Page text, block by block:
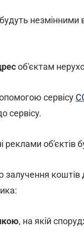
будуть
об'єктам
сервісу
сервісу.
реклами об'єктів
залучення
, на якій